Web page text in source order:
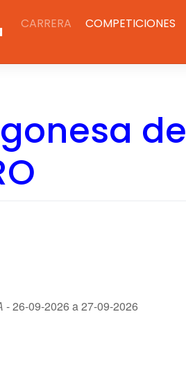
CARRERA COMPETICIONES
de
- 26-09-2026 a 27-09-2026